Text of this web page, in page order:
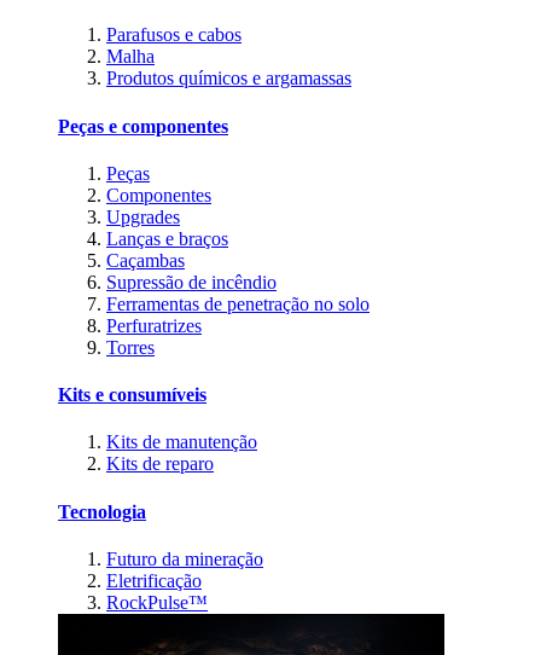
Parafusos e cabos
Malha
Produtos químicos e argamassas
Peças e componentes
Peças
Componentes
Upgrades
Lanças e braços
Caçambas
Supressão de incêndio
Ferramentas de penetração no solo
Perfuratrizes
Torres
Kits e consumíveis
Kits de manutenção
Kits de reparo
Tecnologia
Futuro da mineração
Eletrificação
RockPulse™